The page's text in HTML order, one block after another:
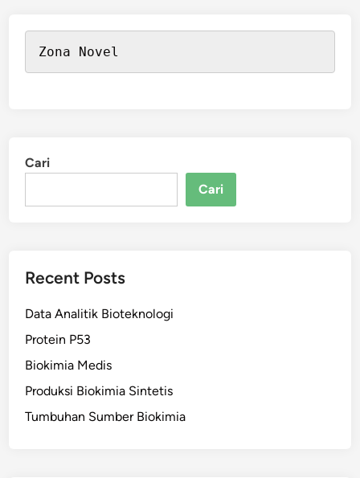
Zona Novel
Cari
Cari
Recent Posts
Data Analitik Bioteknologi
Protein P53
Biokimia Medis
Produksi Biokimia Sintetis
Tumbuhan Sumber Biokimia